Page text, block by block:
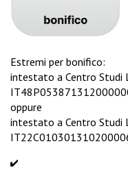
Estremi per bonifico:
intestato a Centro Studi
oppure
intestato a Centro Studi